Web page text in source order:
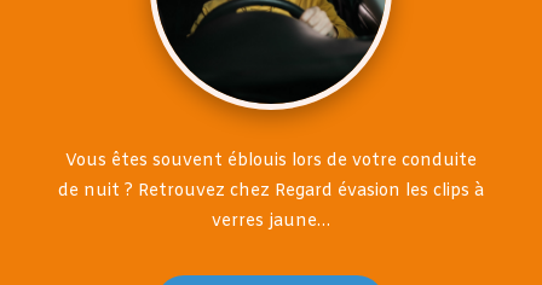
Vous êtes souvent éblouis lors de votre conduite
de nuit ? Retrouvez chez Regard évasion les clips à
verres jaune…